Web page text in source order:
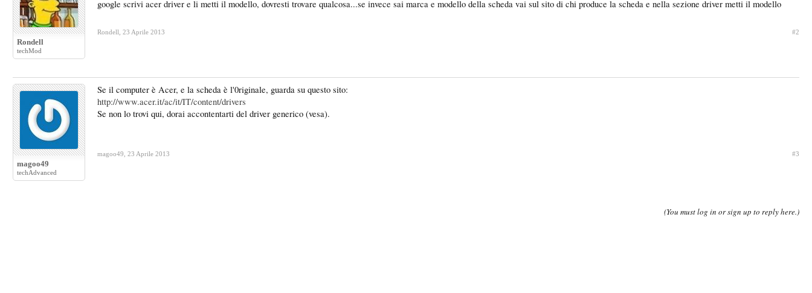
Rondell
techMod
google scrivi acer driver e li metti il modello, dovresti trovare qualcosa...se invece sai marca e modello della scheda vai sul sito di chi produce la scheda e nella sezione driver metti il modello
Rondell 23 Aprile 2013 #2
magoo49
techAdvanced
Se il computer è Acer, e la scheda è l'0riginale, guarda su questo sito:
http://www.acer.it/ac/it/IT/content/drivers
Se non lo trovi qui, dorai accontentarti del driver generico (vesa).
magoo49 23 Aprile 2013 #3
(You must log in or sign up to reply here.)